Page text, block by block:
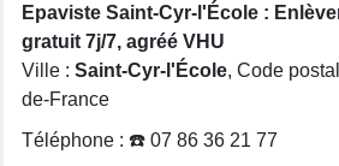
Epaviste Saint-Cyr-l'École :
gratuit 7j/7, agréé VHU
Ville : Saint-Cyr-l'École, Code
de-France
Téléphone : ☎️ 07 86 36 21 77